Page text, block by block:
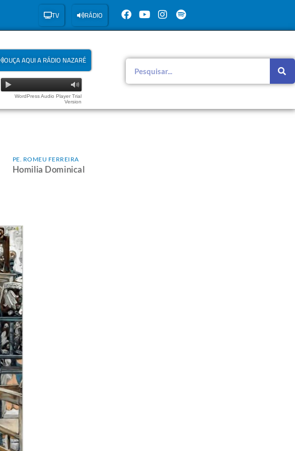
TV RÁDIO
OUÇA AQUI A RÁDIO NAZARÉ
WordPress Audio Player Trial
Version
PE. ROMEU FERREIRA
Homilia Dominical